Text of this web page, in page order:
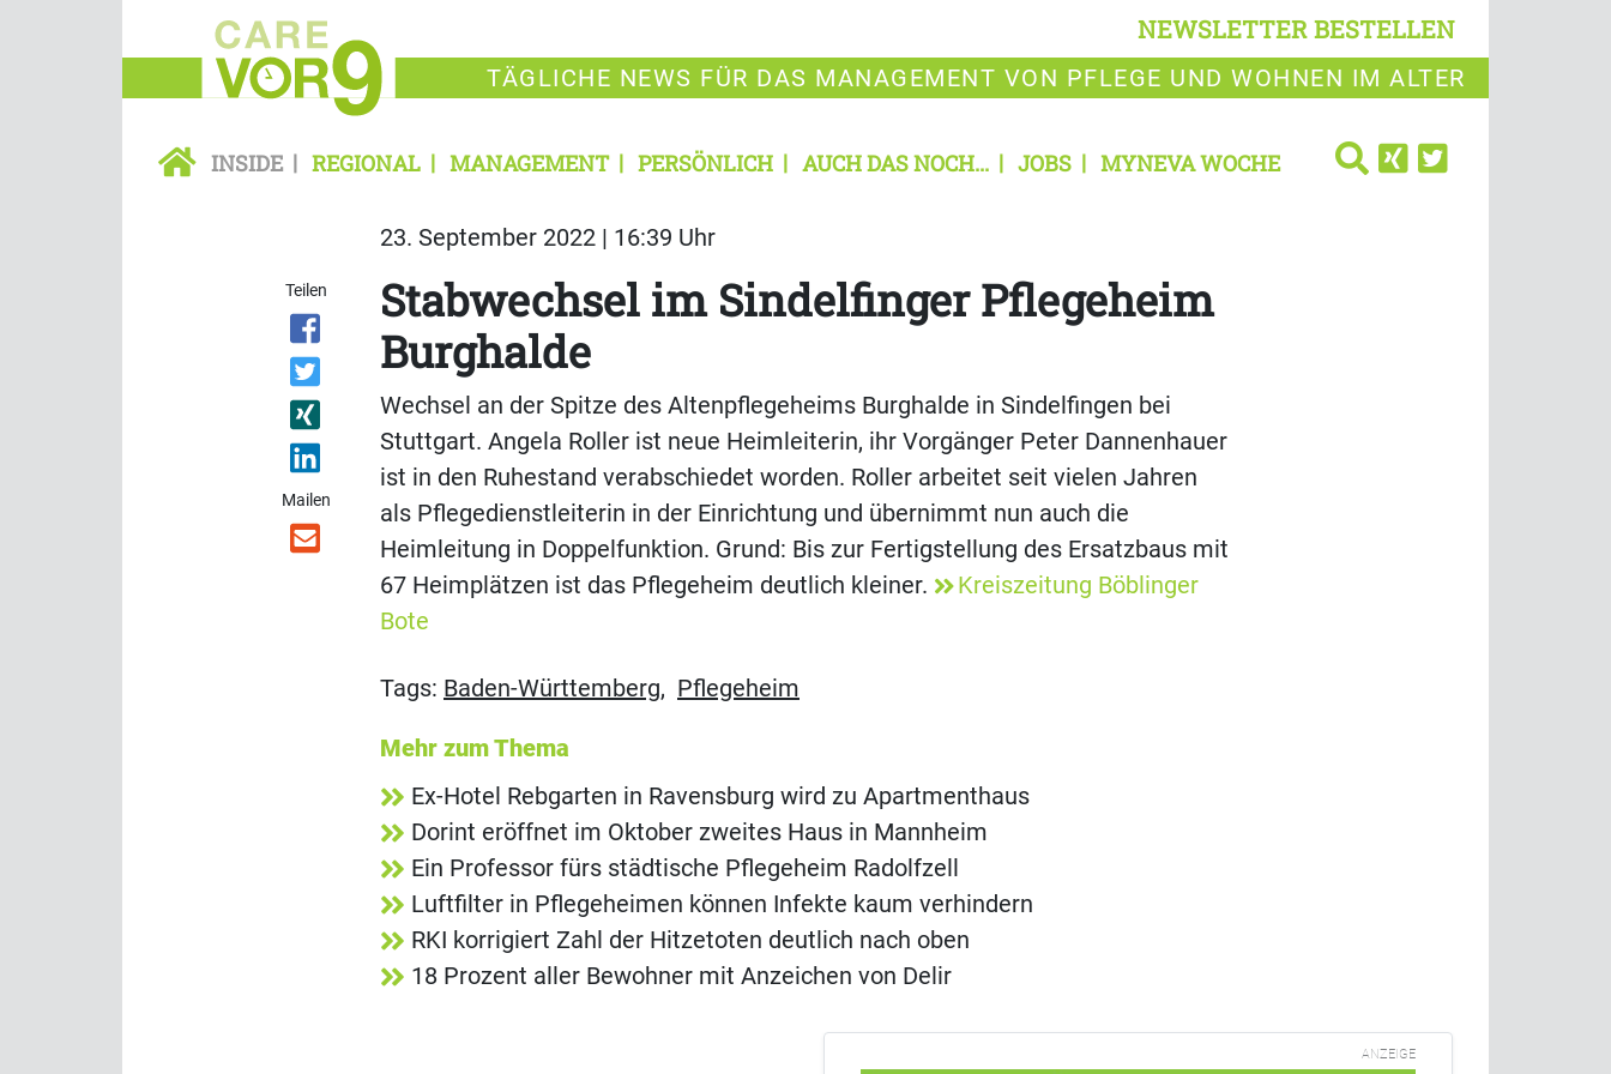
NEWSLETTER BESTELLEN
TÄGLICHE NEWS FÜR DAS MANAGEMENT VON PFLEGE UND WOHNEN IM ALTER
INSIDE REGIONAL MANAGEMENT PERSÖNLICH AUCH DAS NOCH... JOBS MYNEVA WOCHE
23. September 2022 | 16:39 Uhr
Teilen
Mailen
Stabwechsel im Sindelfinger Pflegeheim
Burghalde
Wechsel an der Spitze des Altenpflegeheims Burghalde in Sindelfingen bei
Stuttgart. Angela Roller ist neue Heimleiterin, ihr Vorgänger Peter Dannenhauer
ist in den Ruhestand verabschiedet worden. Roller arbeitet seit vielen Jahren
als Pflegedienstleiterin in der Einrichtung und übernimmt nun auch die
Heimleitung in Doppelfunktion. Grund: Bis zur Fertigstellung des Ersatzbaus mit
67 Heimplätzen ist das Pflegeheim deutlich kleiner.
Kreiszeitung Böblinger
Bote
Tags: Baden-Württemberg, Pflegeheim
Mehr zum Thema
Ex-Hotel Rebgarten in Ravensburg wird zu Apartmenthaus
Dorint eröffnet im Oktober zweites Haus in Mannheim
Ein Professor fürs städtische Pflegeheim Radolfzell
Luftfilter in Pflegeheimen können Infekte kaum verhindern
RKI korrigiert Zahl der Hitzetoten deutlich nach oben
18 Prozent aller Bewohner mit Anzeichen von Delir
ANZEIGE